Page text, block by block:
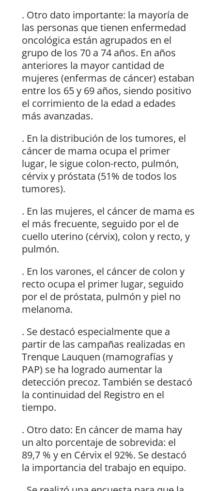
. Otro dato importante: la mayoría de
las personas que tienen enfermedad
oncológica están agrupados en el
grupo de los 70 a 74 años. En años
anteriores la mayor cantidad de
mujeres (enfermas de cáncer) estaban
entre los 65 y 69 años, siendo positivo
el corrimiento de la edad a edades
más avanzadas.
. En la distribución de los tumores, el
cáncer de mama ocupa el primer
lugar, le sigue colon-recto, pulmón,
cérvix y próstata (51% de todos los
tumores).
. En las mujeres, el cáncer de mama es
el más frecuente, seguido por el de
cuello uterino (cérvix), colon y recto, y
pulmón.
. En los varones, el cáncer de colon y
recto ocupa el primer lugar, seguido
por el de próstata, pulmón y piel no
melanoma.
. Se destacó especialmente que a
partir de las campañas realizadas en
Trenque Lauquen (mamografías y
PAP) se ha logrado aumentar la
detección precoz. También se destacó
la continuidad del Registro en el
tiempo.
. Otro dato: En cáncer de mama hay
un alto porcentaje de sobrevida: el
89,7 % y en Cérvix el 92%. Se destacó
la importancia del trabajo en equipo.